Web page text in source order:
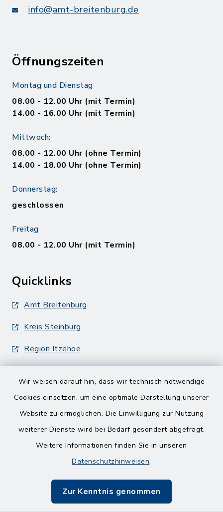
Wir weisen darauf hin, dass wir technisch notwendige
Cookies einsetzen, um eine optimale Darstellung unserer
Website zu ermöglichen. Die Einwilligung zur Nutzung
weiterer Dienste wird bei Bedarf gesondert abgefragt.
Weitere Informationen finden Sie in unseren
Datenschutzhinweisen.
Zur Kenntnis genommen
info@amt-breitenburg.de
Öffnungszeiten
Montag und Dienstag
08.00 - 12.00 Uhr (mit Termin)
14.00 - 16.00 Uhr (mit Termin)
Mittwoch:
08.00 - 12.00 Uhr (ohne Termin)
14.00 - 18.00 Uhr (ohne Termin)
Donnerstag:
geschlossen
Freitag
08.00 - 12.00 Uhr (mit Termin)
Quicklinks
Amt Breitenburg
Kreis Steinburg
Region Itzehoe
Barrierefreiheit
Impressum